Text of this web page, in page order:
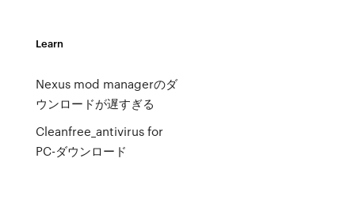
Learn
Nexus mod managerのダ
ウンロードが遅すぎる
Cleanfree_antivirus for
PC-ダウンロード